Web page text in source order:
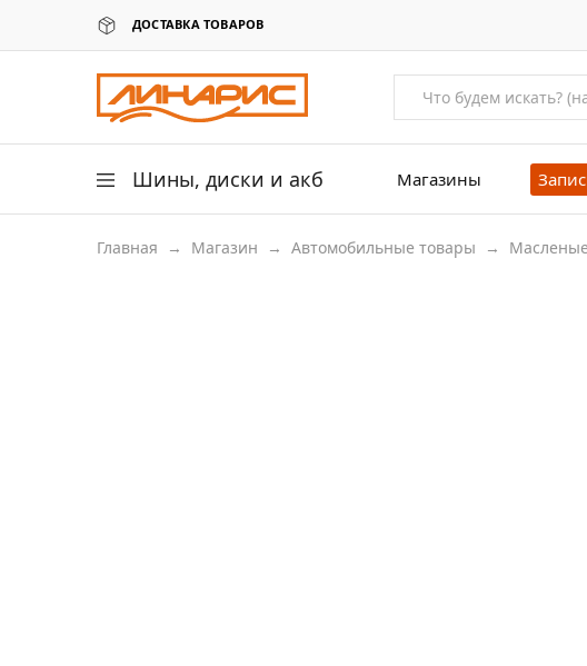
ДОСТАВКА ТОВАРОВ
Линарис
Продажа
шин,
дисков
аккумуляторов
Шины, диски и акб
Легковые шины
Магазины
Главная → Магазин → Автомобильные товары →